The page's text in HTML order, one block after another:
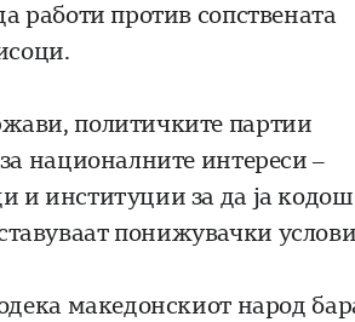
работи против сопствената
политичките партии
националните интереси –
и институции за да ја
понижувачки
македонскиот народ